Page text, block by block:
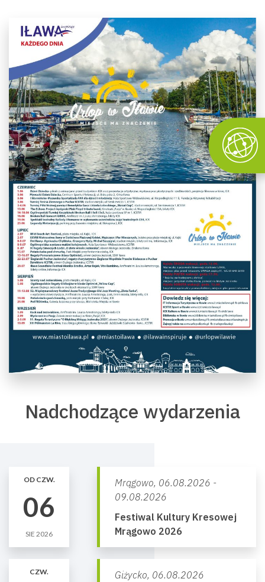
Nadchodzące wydarzenia
OD CZW.
06
SIE 2026
Mrągowo, 06.08.2026 -
09.08.2026
Festiwal Kultury Kresowej
Mrągowo 2026
CZW. Giżycko, 06.08.2026